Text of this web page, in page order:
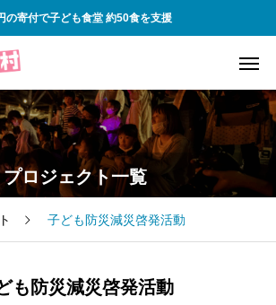
の寄付で子ども食堂 約50食を支援
プロジェクト一覧
子ども防災減災啓発活動
も防災減災啓発活動